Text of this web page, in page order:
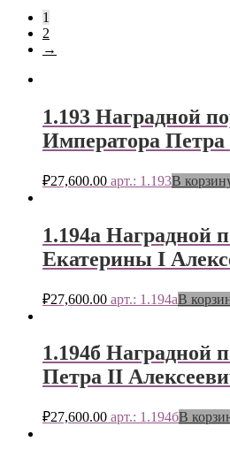
1
2
→
1.193 Наградной
Императора
₽27,600.00 арт.: 1.193В
1.194а Наградной
Екатерины I
₽27,600.00 арт.: 1.194аВ
1.194б Наградной
Петра II
₽27,600.00 арт.: 1.194бВ